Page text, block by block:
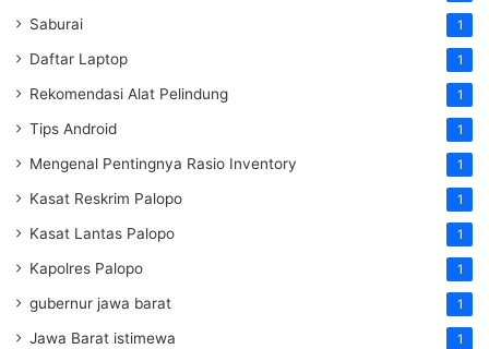
Saburai 1
Daftar Laptop 1
Rekomendasi Alat Pelindung 1
Tips Android 1
Mengenal Pentingnya Rasio Inventory 1
Kasat Reskrim Palopo 1
Kasat Lantas Palopo 1
Kapolres Palopo 1
gubernur jawa barat 1
Jawa Barat istimewa 1